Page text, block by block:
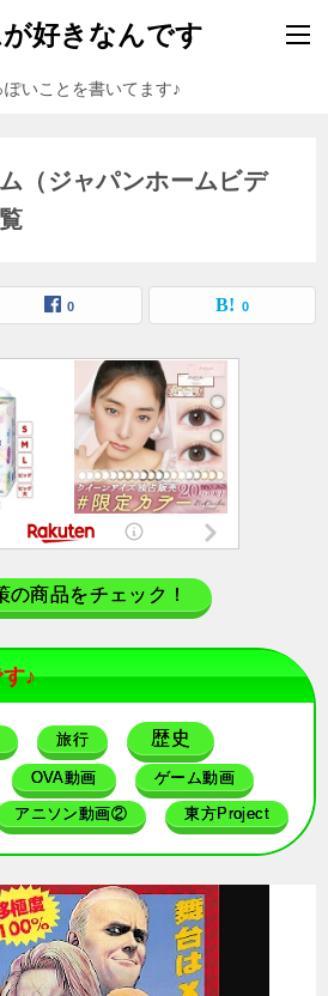
好きなんです
いことを書いてます♪
（ジャパンホームビデ
0 0
の商品をチェック！
♪
旅行 歴史
OVA動画 ゲーム動画
アニソン動画② 東方Project